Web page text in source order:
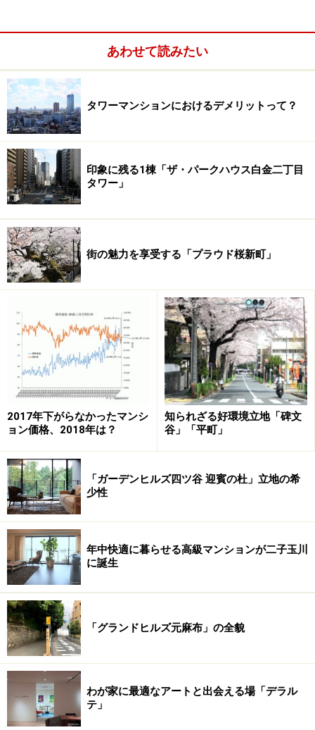
時代の先をいく超高層マンションに
ザ・パークタワー東京サウス
だが今はどうだろう。大崎駅はりんかい線も開通し、湾
岸地域への中継点としてのイメージが定着したのではな
いだろうか。朝の通勤時間帯などは山手線から乗り換え
付ける。駅南口も様変わりした。マンション名に大崎を
取り入れたのは、駅直結のツインタワー「大崎ウエスト
シティタワーズ」。販売活動は順調のようで時代の変遷
を象徴するプロジェクトといえよう。
さて、当該地区を眺めていてあらためて思うのは「ザ・
パークタワー東京サウス」の景観に合ったデザインと今
だ色褪せることのない専有部の設計である。
（目黒川から川を背に北進し）正面に捉えたときの第一
印象は、安定感のあるフォルムからくる正統性とでも言
おうか。水平断面がほぼ正方形の建物（右上画像、右下
平面図）は、南立面中央部だけがアール状に少し膨らみ
を見せている（下の画像）。上層のみ四方に突き出たコ
あわせて読みたい
タワーマンションにおけるデメリットって？
印象に残る1棟「ザ・パークハウス白金二丁目
タワー」
街の魅力を享受する「プラウド桜新町」
2017年下がらなかったマンシ
ョン価格、2018年は？
知られざる好環境立地「碑文
谷」「平町」
「ガーデンヒルズ四ツ谷 迎賓の杜」立地の希
少性
年中快適に暮らせる高級マンションが二子玉川
に誕生
「グランドヒルズ元麻布」の全貌
わが家に最適なアートと出会える場「デラル
テ」